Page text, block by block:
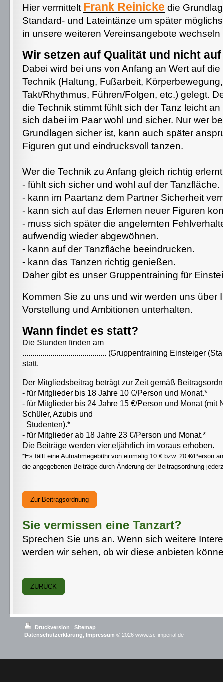
Hier vermittelt Frank Reinicke die
Standard- und Lateintänze um später
in unsere weiteren Vereinsangebote
Wir setzen auf Qualität und nicht
Dabei wird bei uns von Anfang an Wert auf
Technik (Haltung, Fußarbeit, Körperbewegung,
Takt/Rhythmus, Führen/Folgen, etc.) gelegt.
die Technik stimmt fühlt sich der Tanz leicht
sich dabei im Paar wohl und sicher. Nur wer
Grundlagen sicher ist, kann auch später
Figuren gut und eindrucksvoll tanzen.
Wer die Technik zu Anfang gleich richtig
- fühlt sich sicher und wohl auf der Tanzfläche.
- kann im Paartanz dem Partner Sicherheit
- kann sich auf das Erlernen neuer Figuren
- muss sich später die angelernten
aufwendig wieder abgewöhnen.
- kann auf der Tanzfläche beeindrucken.
- kann das Tanzen richtig genießen.
Daher gibt es unser Gruppentraining für
Kommen Sie zu uns und wir werden uns über
Vorstellung und Ambitionen unterhalten.
Wann findet es statt?
Die Stunden finden am
.......................................... (Gruppentraining Einsteiger
statt.
Der Mitgliedsbeitrag beträgt zur Zeit gemäß
- für Mitglieder bis 18 Jahre 10 €/Person und Monat.*
- für Mitglieder bis 24 Jahre 15 €/Person und Monat (mit
Schüler, Azubis und
Studenten).*
- für Mitglieder ab 18 Jahre 23 €/Person und Monat.*
Die Beiträge werden vierteljährlich im voraus erhoben.
*Es fällt eine Aufnahmegebühr von einmalig 10 € bzw. 20 €/Person
die angegebenen Beiträge durch Änderung der Beitragsordnung
Zur Beitragsordnung
Sie vermissen eine Tanzart?
Sprechen Sie uns an. Wenn sich weitere
werden wir sehen, ob wir diese anbieten
ZURÜCK
Druckversion | Sitemap
Datenschutzerklärung, Impressum © 2026 www.tsc-imperial.de